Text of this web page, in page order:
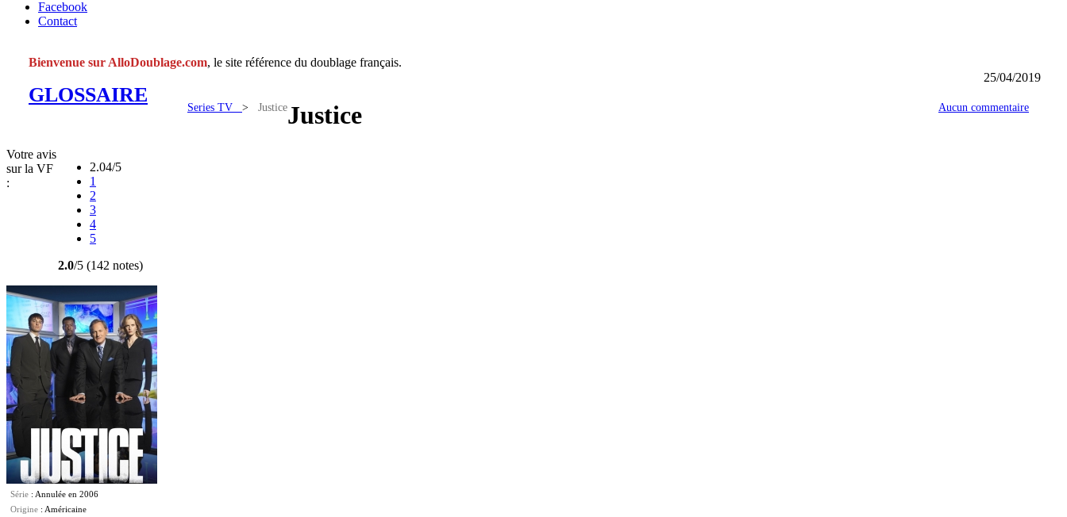
Facebook
Contact
Bienvenue sur AlloDoublage.com, le site référence du doublage français.
GLOSSAIRE
25/04/2019
Series TV > Justice Aucun commentaire
Justice
Votre avis
sur la VF
:
2.04/5
1
2
3
4
5
2.0/5 (142 notes)
Série : Annulée en 2006
Origine : Américaine